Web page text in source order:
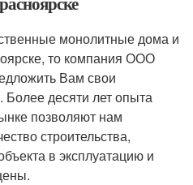
монолитные дома и
то компания ООО
Вам свои
десяти лет опыта
позволяют нам
строительства,
в эксплуатацию и